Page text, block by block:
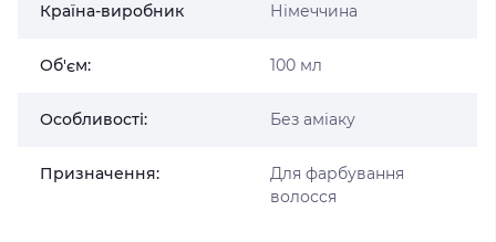
Країна-виробник Німеччина
Об'єм: 100 мл
Особливості: Без аміаку
Призначення:
Для фарбування
волосся